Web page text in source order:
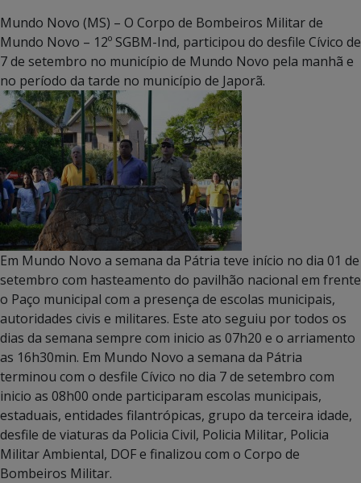
Mundo Novo (MS) – O Corpo de Bombeiros Militar de
Mundo Novo – 12º SGBM-Ind, participou do desfile Cívico de
7 de setembro no município de Mundo Novo pela manhã e
no período da tarde no município de Japorã.
Em Mundo Novo a semana da Pátria teve início no dia 01 de
setembro com hasteamento do pavilhão nacional em frente
o Paço municipal com a presença de escolas municipais,
autoridades civis e militares. Este ato seguiu por todos os
dias da semana sempre com inicio as 07h20 e o arriamento
as 16h30min. Em Mundo Novo a semana da Pátria
terminou com o desfile Cívico no dia 7 de setembro com
inicio as 08h00 onde participaram escolas municipais,
estaduais, entidades filantrópicas, grupo da terceira idade,
desfile de viaturas da Policia Civil, Policia Militar, Policia
Militar Ambiental, DOF e finalizou com o Corpo de
Bombeiros Militar.